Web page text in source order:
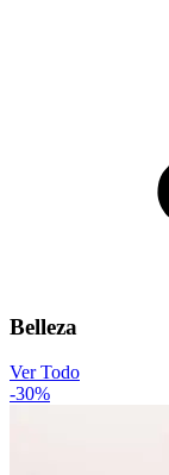
Belleza
Ver Todo
-30%